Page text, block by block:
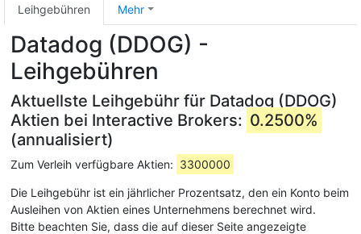
Leihgebühren Mehr
Datadog (DDOG) -
Leihgebühren
Aktuellste Leihgebühr für Datadog (DDOG)
Aktien bei Interactive Brokers: 0.2500%
(annualisiert)
Zum Verleih verfügbare Aktien: 3300000
Die Leihgebühr ist ein jährlicher Prozentsatz, den ein Konto beim
Ausleihen von Aktien eines Unternehmens berechnet wird.
Bitte beachten Sie, dass die auf dieser Seite angezeigte